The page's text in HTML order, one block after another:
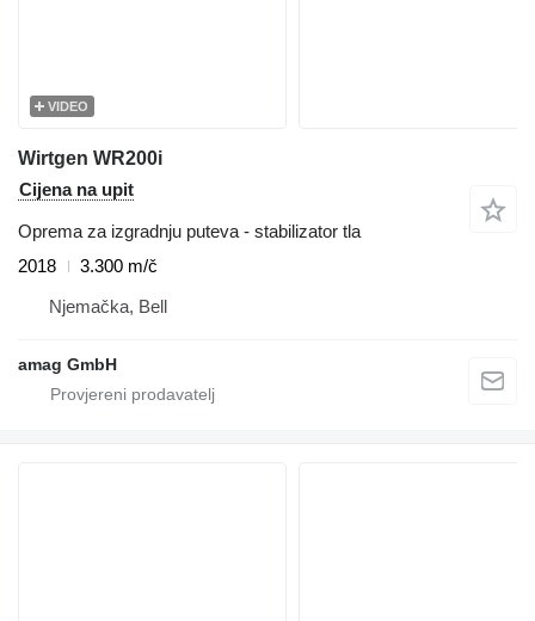
VIDEO
Wirtgen WR200i
Cijena na upit
Oprema za izgradnju puteva - stabilizator tla
2018
3.300 m/č
Njemačka, Bell
amag GmbH